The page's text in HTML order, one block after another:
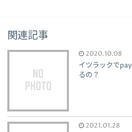
関連記事
2020.10.08
イツラックで
るの？
2021.01.28